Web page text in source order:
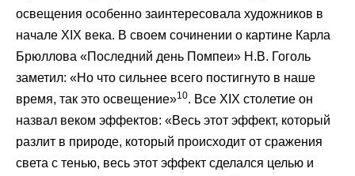
освещения особенно заинтересовала художников в
начале XIX века. В своем сочинении о картине Карла
Брюллова «Последний день Помпеи» Н.В. Гоголь
заметил: «Но что сильнее всего постигнуто в наше
время, так это освещение»10. Все XIX столетие он
назвал веком эффектов: «Весь этот эффект, который
разлит в природе, который происходит от сражения
света с тенью, весь этот эффект сделался целью и